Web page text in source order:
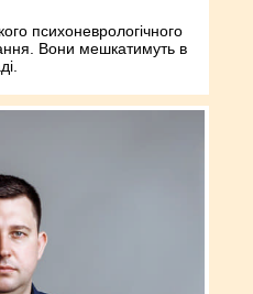
психоневрологічного
Вони мешкатимуть в